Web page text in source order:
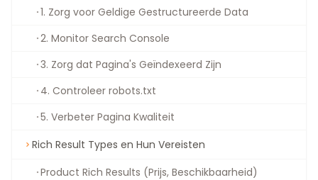
1. Zorg voor Geldige Gestructureerde Data
2. Monitor Search Console
3. Zorg dat Pagina's Geïndexeerd Zijn
4. Controleer robots.txt
5. Verbeter Pagina Kwaliteit
Rich Result Types en Hun Vereisten
Product Rich Results (Prijs, Beschikbaarheid)